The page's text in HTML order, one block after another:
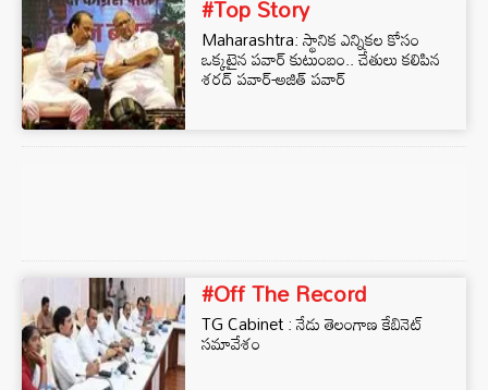
#Top Story
Maharashtra: స్థానిక ఎన్నికల కోసం
ఒక్కటైన పవార్ కుటుంబం.. చేతులు కలిపిన
శరద్ పవార్-అజిత్ పవార్‌
#Off The Record
TG Cabinet : నేడు తెలంగాణ కేబినెట్‌
సమావేశం